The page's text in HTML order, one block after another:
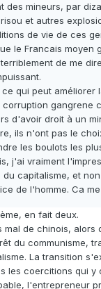
des mineurs, par
et autres
de vie de ces
le Francais moyen
de me
qui peut améliorer
gangrene
d'avoir droit à un
ils n'ont pas le
les boulots les
j'ai vraiment
capitalisme, et
de l'homme. Ca
en fait deux.
mal de chinois, alors
du communisme,
La transition
les coercitions qui y
l'entrepreneur